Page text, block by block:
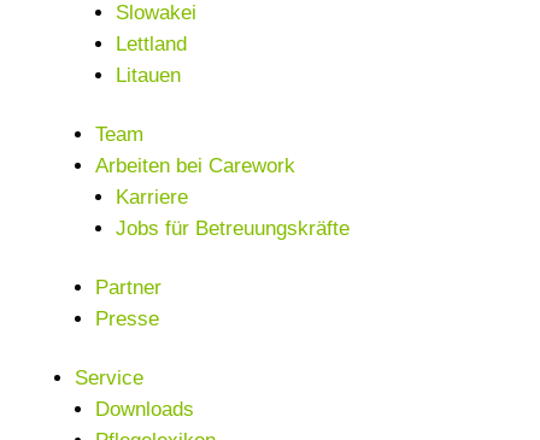
Slowakei
Lettland
Litauen
Team
Arbeiten bei Carework
Karriere
Jobs für Betreuungskräfte
Partner
Presse
Service
Downloads